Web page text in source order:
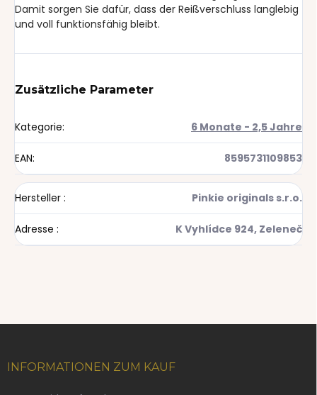
Damit sorgen Sie dafür, dass der Reißverschluss langlebig
und voll funktionsfähig bleibt.
Zusätzliche Parameter
Kategorie: 6 Monate - 2,5 Jahre
EAN: 8595731109853
Hersteller : Pinkie originals s.r.o.
Adresse : K Vyhlídce 924, Zeleneč
ßINFORMATIONEN ZUM KAUF